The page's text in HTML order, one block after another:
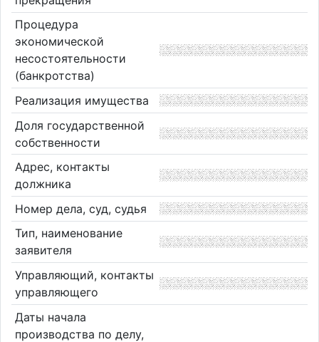
Процедура
экономической
несостоятельности
(банкротства)
Реализация имущества
Доля государственной
собственности
Адрес, контакты
должника
Номер дела, суд, судья
Тип, наименование
заявителя
Управляющий, контакты
управляющего
Даты начала
производства по делу,